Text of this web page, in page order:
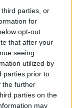
parties, or
for
opt-out
that after your
seeing
utilized by
parties prior to
the further
parties on the
may
ηθοποιός
West End,
την